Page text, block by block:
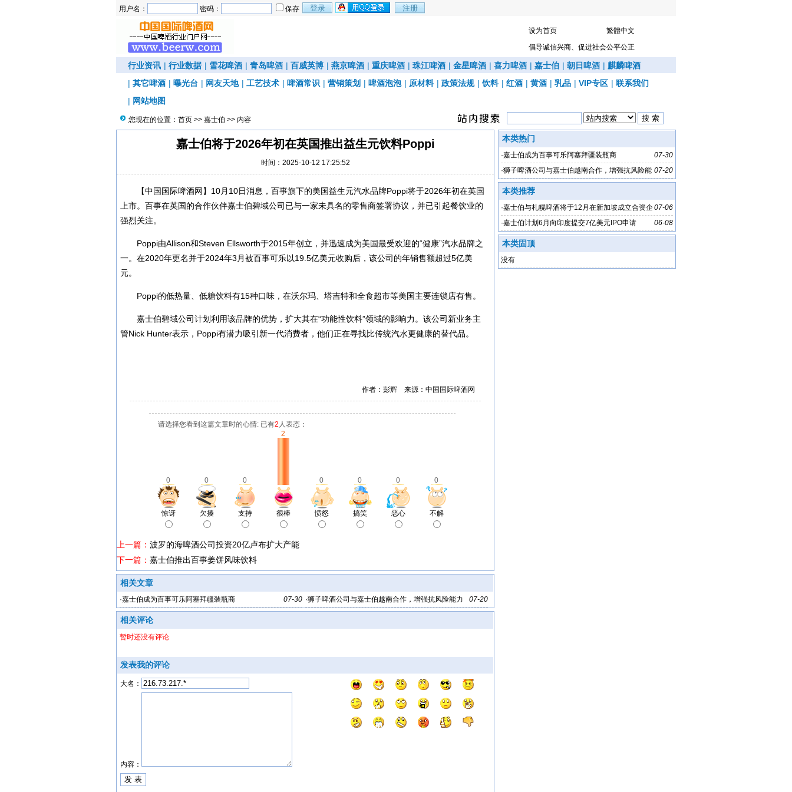
用户名： 密码： 保存
设为首页
繁體中文
倡导诚信兴商、促进社会公平公正
行业资讯 | 行业数据 | 雪花啤酒 | 青岛啤酒 | 百威英博 | 燕京啤酒 | 重庆啤酒 | 珠江啤酒 | 金星啤酒 | 喜力啤酒 | 嘉士伯 | 朝日啤酒 | 麒麟啤酒
| 其它啤酒 | 曝光台 | 网友天地 | 工艺技术 | 啤酒常识 | 营销策划 | 啤酒泡泡 | 原材料 | 政策法规 | 饮料 | 红酒 | 黄酒 | 乳品 | VIP专区 | 联系我们
| 网站地图
您现在的位置： 首页 >> 嘉士伯 >> 内容
嘉士伯将于2026年初在英国推出益生元饮料Poppi
时间：2025-10-12 17:25:52
【中国国际啤酒网】10月10日消息，百事旗下的美国益生元汽水品牌Poppi将于2026年初在英国
上市。百事在英国的合作伙伴嘉士伯碧域公司已与一家未具名的零售商签署协议，并已引起餐饮业的
强烈关注。
Poppi由Allison和Steven Ellsworth于2015年创立，并迅速成为美国最受欢迎的“健康”汽水品牌之
一。在2020年更名并于2024年3月被百事可乐以19.5亿美元收购后，该公司的年销售额超过5亿美
元。
Poppi的低热量、低糖饮料有15种口味，在沃尔玛、塔吉特和全食超市等美国主要连锁店有售。
嘉士伯碧域公司计划利用该品牌的优势，扩大其在“功能性饮料”领域的影响力。该公司新业务主
管Nick Hunter表示，Poppi有潜力吸引新一代消费者，他们正在寻找比传统汽水更健康的替代品。
作者：彭辉 来源：中国国际啤酒网
请选择您看到这篇文章时的心情: 已有2 人表态：
0 0 0
2
0 0 0 0
惊讶 欠揍 支持 很棒 愤怒 搞笑 恶心 不解
上一篇： 波罗的海啤酒公司投资20亿卢布扩大产能
下一篇： 嘉士伯推出百事姜饼风味饮料
相关文章
07-30
·嘉士伯成为百事可乐阿塞拜疆装瓶商 07-20
·狮子啤酒公司与嘉士伯越南合作，增强抗风险能力
相关评论
暂时还没有评论
发表我的评论
大名：
内容：
本类热门
07-30
·嘉士伯成为百事可乐阿塞拜疆装瓶商
07-20
·狮子啤酒公司与嘉士伯越南合作，增强抗风险能
力
本类推荐
07-06
·嘉士伯与札幌啤酒将于12月在新加坡成立合资企
业
06-08
·嘉士伯计划6月向印度提交7亿美元IPO申请
本类固顶
没有